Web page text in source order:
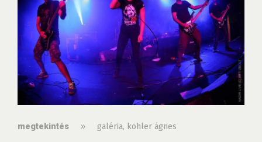
megtekintés » galéria, köhler ágnes